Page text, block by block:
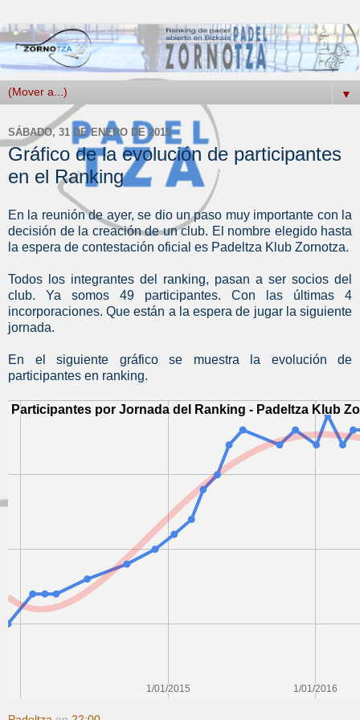
▼
SÁBADO, 31 DE ENERO DE 2015
Gráfico de la evolución de participantes
en el Ranking
En la reunión de ayer, se dio un paso muy importante con la
decisión de la creación de un club. El nombre elegido hasta
la espera de contestación oficial es Padeltza Klub Zornotza.
Todos los integrantes del ranking, pasan a ser socios del
club. Ya somos 49 participantes. Con las últimas 4
incorporaciones. Que están a la espera de jugar la siguiente
jornada.
En el siguiente gráfico se muestra la evolución de
participantes en ranking.